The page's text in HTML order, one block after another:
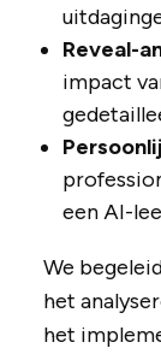
Reveal-
impact
een AI-
We
het
het